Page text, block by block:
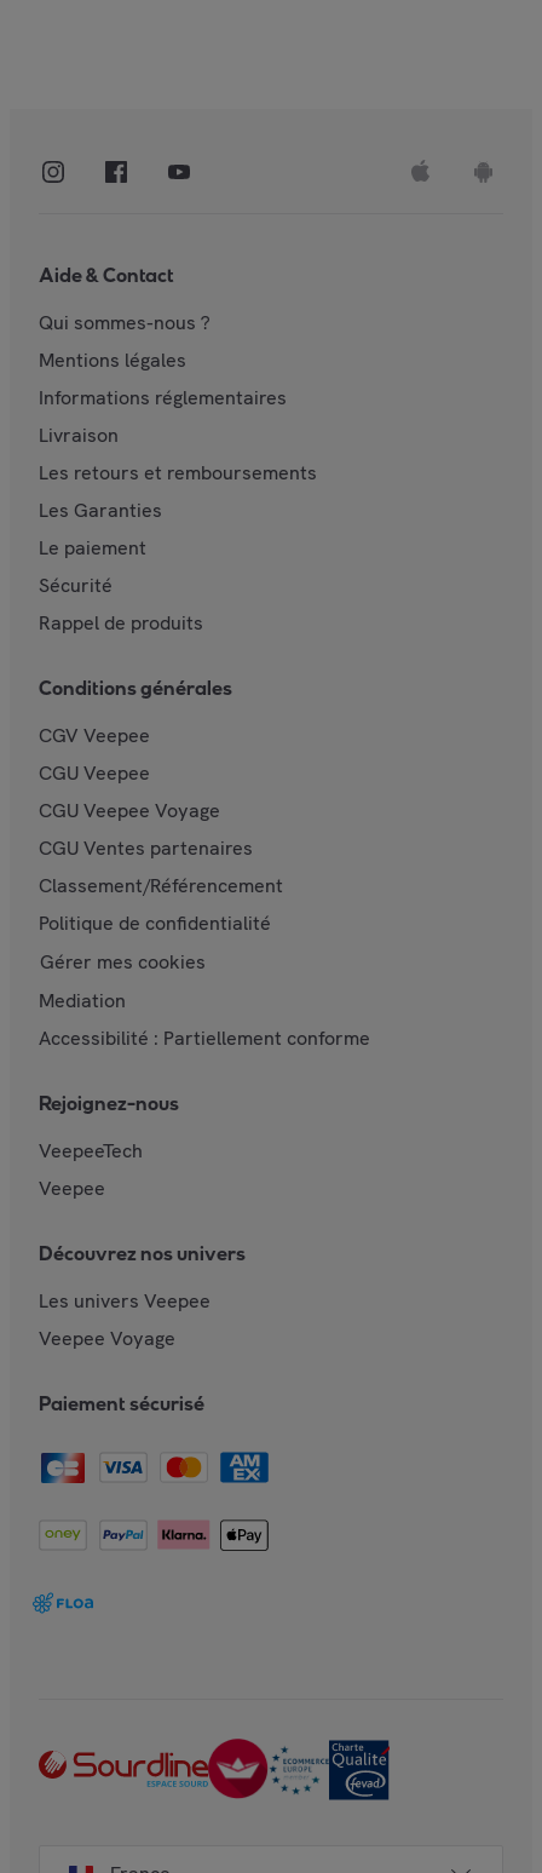
Aide & Contact
Qui sommes-nous ?
Mentions légales
Informations réglementaires
Livraison
Les retours et remboursements
Les Garanties
Le paiement
Sécurité
Rappel de produits
Conditions générales
CGV Veepee
CGU Veepee
CGU Veepee Voyage
CGU Ventes partenaires
Classement/Référencement
Politique de confidentialité
Gérer mes cookies
Mediation
Accessibilité : Partiellement conforme
Rejoignez-nous
VeepeeTech
Veepee
Découvrez nos univers
Les univers Veepee
Veepee Voyage
Paiement sécurisé